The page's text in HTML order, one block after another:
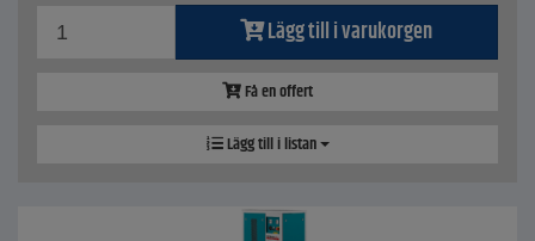
Lägg till i varukorgen
Få en offert
Lägg till i listan